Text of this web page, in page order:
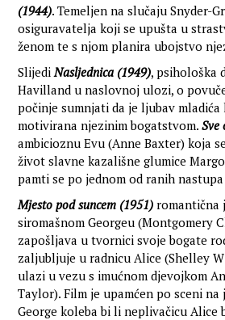
(1944). Temeljen na slučaju Snyder-
osiguravatelja koji se upušta u
ženom te s njom planira ubojstvo
SlijediNasljednica (1949), psihološka
Havilland u naslovnoj ulozi, o
počinje sumnjati da je ljubav mladića
motivirana njezinim bogatstvom.Sve
ambicioznu Evu (Anne Baxter) koja
život slavne kazališne glumice
pamti se po jednom od ranih
Mjesto pod suncem (1951) romantična
siromašnom Georgeu (Montgomery
zapošljava u tvornici svoje bogate
zaljubljuje u radnicu Alice (Shelley
ulazi u vezu s imućnom djevojkom
Taylor). Film je upamćen po sceni
George koleba bi li neplivačicu Alice